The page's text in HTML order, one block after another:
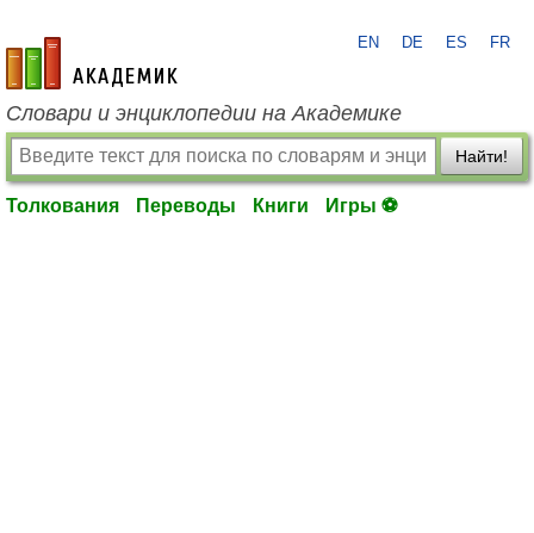
academic.ru
EN DE ES FR
Словари и энциклопедии на Академике
Найти!
Толкования Переводы Книги Игры ⚽